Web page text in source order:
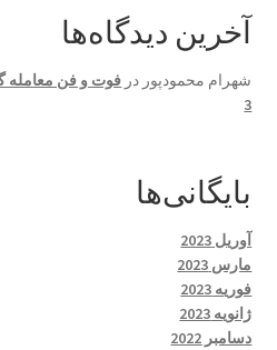
آخرین دیدگاه‌ها
شهرام محمودپور در فوت و فن معامله
3
بایگانی‌ها
آوریل 2023
مارس 2023
فوریه 2023
ژانویه 2023
دسامبر 2022